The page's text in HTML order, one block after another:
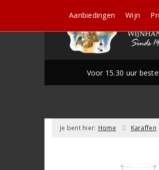
Voor 15.30 uur
Aanbiedingen Wijn
Je bent hier: Home Karaffen